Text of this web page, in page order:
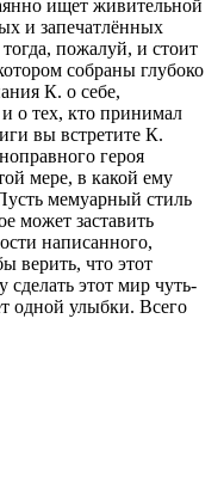
ищет живительной
и запечатлённых
пожалуй, и стоит
собраны глубоко
К. о себе,
о тех, кто принимал
вы встретите К.
героя
мере, в какой ему
мемуарный стиль
может заставить
написанного,
верить, что этот
этот мир чуть-
одной улыбки. Всего